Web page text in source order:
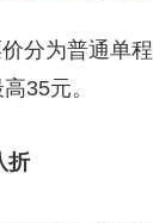
为普通单程
35元。
折